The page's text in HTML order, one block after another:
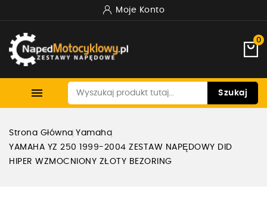
Moje Konto
0
 Szukaj
Strona Główna Yamaha
YAMAHA YZ 250 1999-2004 ZESTAW NAPĘDOWY DID
HIPER WZMOCNIONY ZŁOTY BEZORING